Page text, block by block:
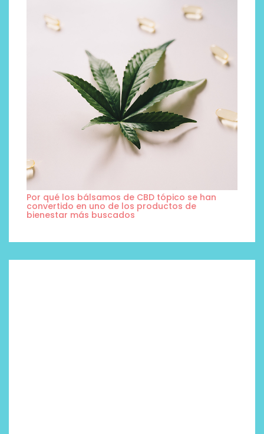
Por qué los bálsamos de CBD tópico se han
convertido en uno de los productos de
bienestar más buscados